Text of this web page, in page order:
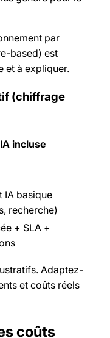
par
based) est
et à expliquer.
(chiffrage
IA incluse
IA basique
recherche)
+ SLA +
Adaptez-
et coûts réels
coûts